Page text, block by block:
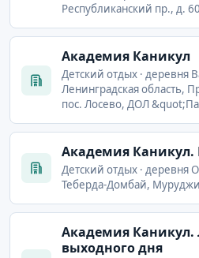
Республиканский пр., д. 60
Академия Каникул
Детский отдых · деревня
Ленинградская область,
пос. Лосево, ДОЛ
Академия Каникул.
Детский отдых · деревня
Теберда-Домбай,
Академия Каникул.
выходного дня